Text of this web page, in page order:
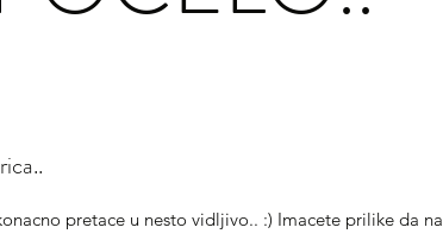
pretace u nesto vidljivo.. :) Imacete prilike da na